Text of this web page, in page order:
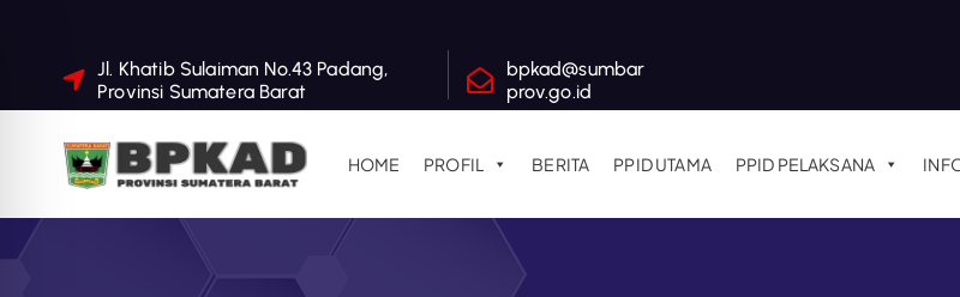
c
Jl. Khatib Sulaiman No.43 Padang,
Provinsi Sumatera Barat
bpkad@sumbar
prov.go.id
HOME PROFIL BERITA PPID UTAMA PPID PELAKSANA